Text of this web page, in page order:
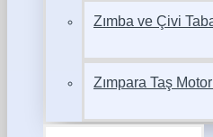
Zımba ve Çivi
Zımpara Taş